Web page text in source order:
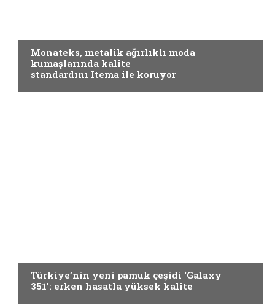
Monateks, metalik ağırlıklı moda
kumaşlarında kalite
standardını Itema ile koruyor
Türkiye’nin yeni pamuk çeşidi ‘Galaxy
351’: erken hasatla yüksek kalite